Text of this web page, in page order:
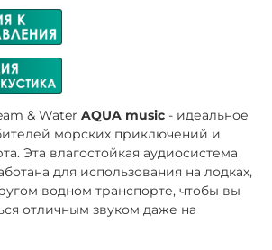
& Water AQUA music - идеальное
морских приключений и
Эта влагостойкая аудиосистема
для использования на лодках,
водном транспорте, чтобы вы
отличным звуком даже на